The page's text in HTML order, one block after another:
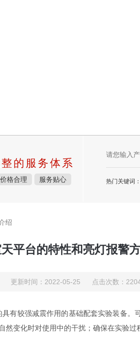
的服务体系
价格合理 服务贴心 热门关键词：
绍
平台的特性和亮灯报警
更新时间：2022-05-25 点击次数：
有较强减震作用的基础配套实验装备
变化时对使用中的干扰；确保在实验过